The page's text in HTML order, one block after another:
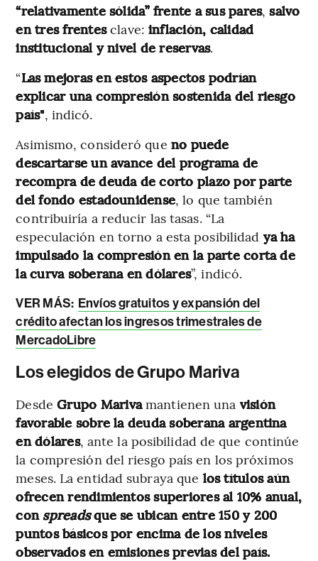
“relativamente sólida” frente a sus pares,salvo
en tres frentesclave: inflación, calidad
institucional y nivel de reservas.
“Las mejoras en estos aspectos podrían
explicar una compresión sostenida del riesgo
país", indicó.
Asimismo, consideró que no puede
descartarse un avance del programa de
recompra de deuda de corto plazo por parte
del fondo estadounidense, lo que también
contribuiría a reducir las tasas. “La
especulación en torno a esta posibilidad ya ha
impulsado la compresión en la parte corta de
la curva soberana en dólares”, indicó.
VER MÁS: Envíos gratuitos y expansión del
crédito afectan los ingresos trimestrales de
MercadoLibre
Los elegidos de Grupo Mariva
Desde Grupo Marivamantienen una visión
favorable sobre la deuda soberana argentina
en dólares, ante la posibilidad de que continúe
la compresión del riesgo país en los próximos
meses. La entidad subraya que los títulos aún
ofrecen rendimientos superiores al 10% anual,
con spreadsque se ubican entre 150 y 200
puntos básicos por encima de los niveles
observados en emisiones previas del país.